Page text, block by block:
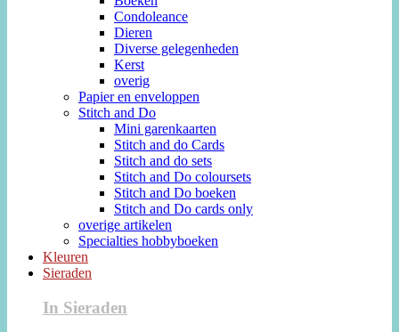
Condoleance
Dieren
Diverse gelegenheden
Kerst
overig
Papier en enveloppen
Stitch and Do
Mini garenkaarten
Stitch and do Cards
Stitch and do sets
Stitch and Do coloursets
Stitch and Do boeken
Stitch and Do cards only
overige artikelen
Specialties hobbyboeken
Kleuren
Sieraden
In Sieraden